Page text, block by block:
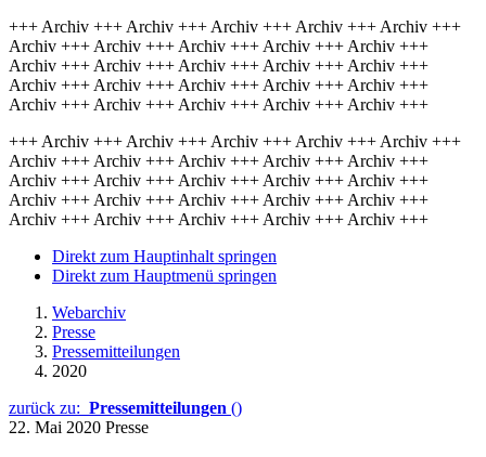
+++ Archiv +++ Archiv +++ Archiv +++ Archiv +++ Archiv +++
Archiv +++ Archiv +++ Archiv +++ Archiv +++ Archiv +++
Archiv +++ Archiv +++ Archiv +++ Archiv +++ Archiv +++
Archiv +++ Archiv +++ Archiv +++ Archiv +++ Archiv +++
Archiv +++ Archiv +++ Archiv +++ Archiv +++ Archiv +++
+++ Archiv +++ Archiv +++ Archiv +++ Archiv +++ Archiv +++
Archiv +++ Archiv +++ Archiv +++ Archiv +++ Archiv +++
Archiv +++ Archiv +++ Archiv +++ Archiv +++ Archiv +++
Archiv +++ Archiv +++ Archiv +++ Archiv +++ Archiv +++
Archiv +++ Archiv +++ Archiv +++ Archiv +++ Archiv +++
Direkt zum Hauptinhalt springen
Direkt zum Hauptmenü springen
Webarchiv
Presse
Pressemitteilungen
2020
zurück zu: Pressemitteilungen ()
22. Mai 2020 Presse